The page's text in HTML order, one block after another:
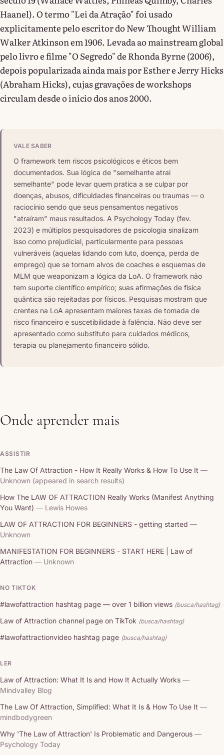
Haanel). O termo "Lei da Atração" foi usado
explicitamente pelo escritor do New Thought William
Walker Atkinson em 1906. Levada ao mainstream global
pelo livro e filme "O Segredo" de Rhonda Byrne (2006),
depois popularizada ainda mais por Esther e Jerry Hicks
(Abraham Hicks), cujas gravações de workshops
circulam desde o início dos anos 2000.
VALE SABER
O framework tem riscos psicológicos e éticos bem
documentados. Sua lógica de "semelhante atrai
semelhante" pode levar quem pratica a se culpar por
doenças, abusos, dificuldades financeiras ou traumas — o
raciocínio sendo que seus pensamentos negativos
"atraíram" maus resultados. A Psychology Today (fev.
2023) e múltiplos pesquisadores de psicologia sinalizam
isso como prejudicial, particularmente para pessoas
vulneráveis (aquelas lidando com luto, doença, perda de
emprego) que se tornam alvos de coaches e esquemas de
MLM que weaponizam a lógica da LoA. O framework não
tem suporte científico empírico; suas afirmações de física
quântica são rejeitadas por físicos. Pesquisas mostram que
crentes na LoA apresentam maiores taxas de tomada de
risco financeiro e suscetibilidade à falência. Não deve ser
apresentado como substituto para cuidados médicos,
terapia ou planejamento financeiro sólido.
Onde aprender mais
ASSISTIR
The Law Of Attraction - How It Really Works & How To Use It —
Unknown (appeared in search results)
How The LAW OF ATTRACTION Really Works (Manifest Anything
You Want) — Lewis Howes
LAW OF ATTRACTION FOR BEGINNERS - getting started —
Unknown
MANIFESTATION FOR BEGINNERS - START HERE | Law of
Attraction — Unknown
NO TIKTOK
#lawofattraction hashtag page — over 1 billion views (busca/hashtag)
Law of Attraction channel page on TikTok (busca/hashtag)
#lawofattractionvideo hashtag page (busca/hashtag)
LER
Law of Attraction: What It Is and How It Actually Works —
Mindvalley Blog
The Law Of Attraction, Simplified: What It Is & How To Use It —
mindbodygreen
Why 'The Law of Attraction' Is Problematic and Dangerous —
Psychology Today